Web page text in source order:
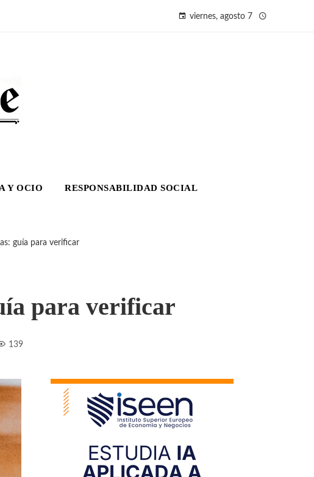
viernes, agosto 7
Y OCIO RESPONSABILIDAD SOCIAL
guía para verificar
para verificar
139